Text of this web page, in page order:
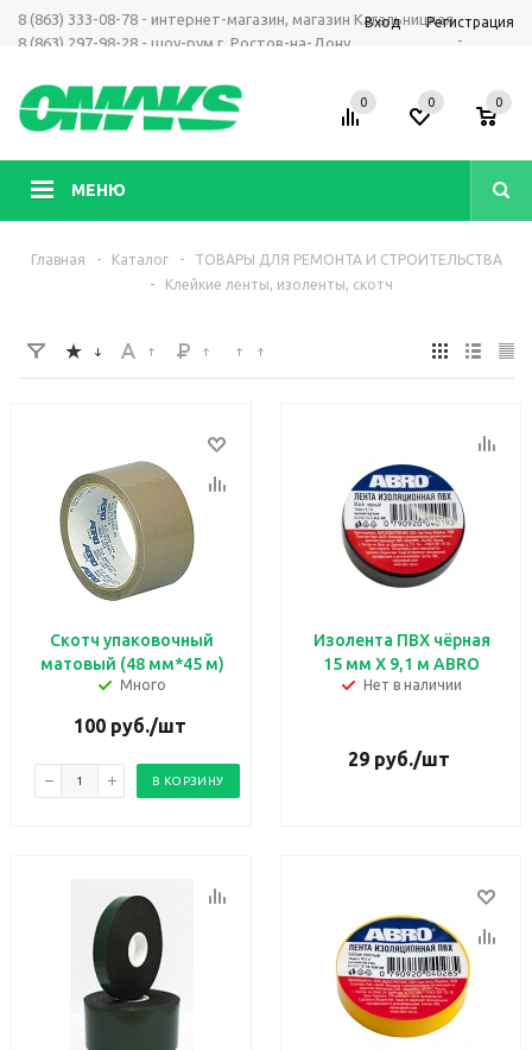
8 (863) 333-08-78 - интернет-магазин, магазин Кагальницкая
8 (863) 297-98-28 - шоу-рум г. Ростов-на-Дону
-
Вход Регистрация
МЕНЮ
0 0 0
Главная - Каталог -
ТОВАРЫ ДЛЯ РЕМОНТА И СТРОИТЕЛЬСТВА
-
Клейкие ленты, изоленты, скотч
Скотч упаковочный
матовый (48 мм*45 м)
Много
100руб./шт
В КОРЗИНУ
Изолента ПВХ чёрная
15 мм X 9,1 м ABRO
Нет в наличии
29 руб./шт